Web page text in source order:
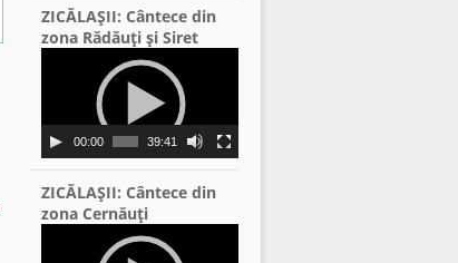
ZICĂLAŞII: Cântece din
zona Rădăuţi şi Siret
00:00 39:41
ZICĂLAŞII: Cântece din
zona Cernăuţi